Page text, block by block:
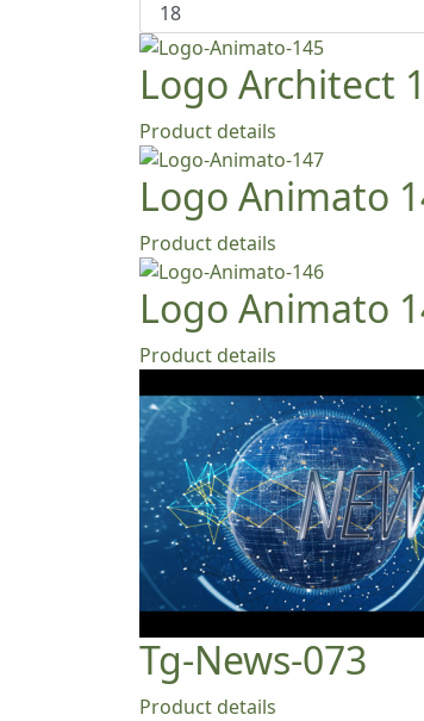
Logo Architect
Product details
Logo Animato
Product details
Logo Animato
Product details
Tg-News-073
Product details